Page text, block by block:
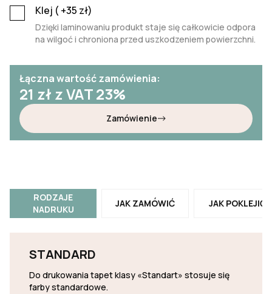
Klej ( +35 zł)
Dzięki laminowaniu produkt staje się całkowicie odpora
na wilgoć i chroniona przed uszkodzeniem powierzchni.
Łączna wartość zamówienia:
21 zł z VAT 23%
Zamówienie
RODZAJE
NADRUKU
JAK ZAMÓWIĆ JAK POKLEJIĆ
STANDARD
Do drukowania tapet klasy «Standart» stosuje się
farby standardowe.